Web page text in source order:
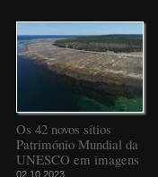
Os 42 novos sítios
Património Mundial da
UNESCO em imagens
02.10.2023